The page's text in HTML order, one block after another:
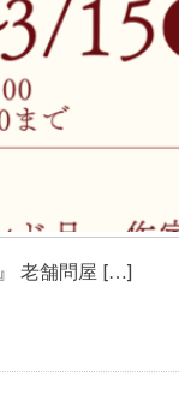
老舗問屋 […]